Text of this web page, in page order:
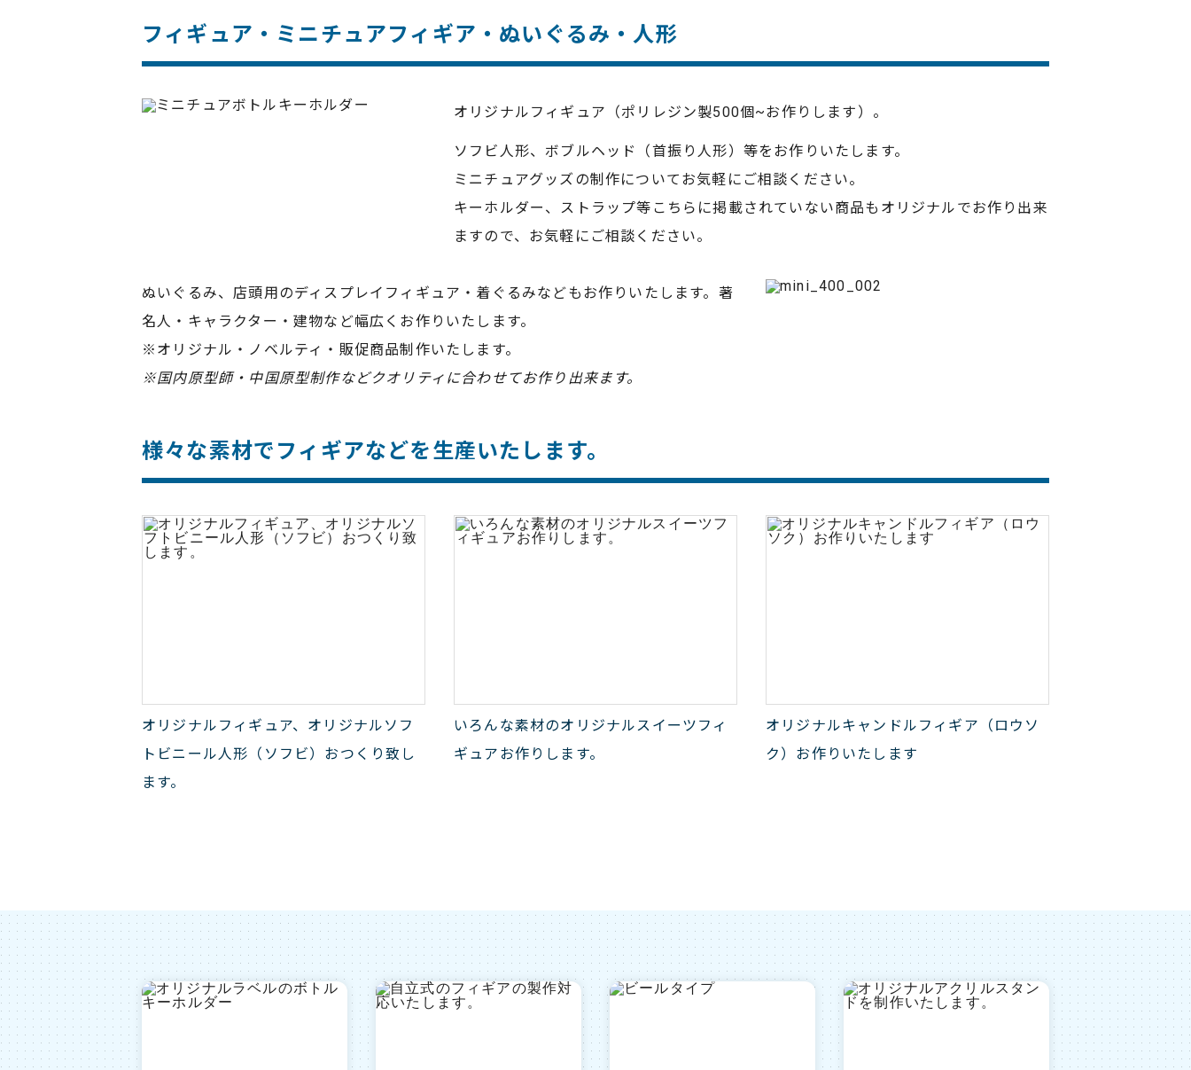
フィギュア・ミニチュアフィギア・ぬいぐるみ・人形
オリジナルフィギュア（ポリレジン製500個~お作りします）。
ソフビ人形、ボブルヘッド（首振り人形）等をお作りいたします。
ミニチュアグッズの制作についてお気軽にご相談ください。
キーホルダー、ストラップ等こちらに掲載されていない商品もオリジナルでお作り出来
ますので、お気軽にご相談ください。
ぬいぐるみ、店頭用のディスプレイフィギュア・着ぐるみなどもお作りいたします。著
名人・キャラクター・建物など幅広くお作りいたします。
※オリジナル・ノベルティ・販促商品制作いたします。
※国内原型師・中国原型制作などクオリティに合わせてお作り出来ます。
様々な素材でフィギアなどを生産いたします。
オリジナルフィギュア、オリジナルソフ
トビニール人形（ソフビ）おつくり致し
ます。
いろんな素材のオリジナルスイーツフィ
ギュアお作りします。
オリジナルキャンドルフィギア（ロウソ
ク）お作りいたします